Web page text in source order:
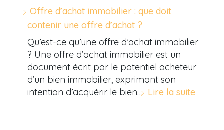
Offre d’achat immobilier : que doit
contenir une offre d’achat ?
Qu’est-ce qu’une offre d’achat immobilier
? Une offre d’achat immobilier est un
document écrit par le potentiel acheteur
d’un bien immobilier, exprimant son
intention d’acquérir le bien… Lire la suite